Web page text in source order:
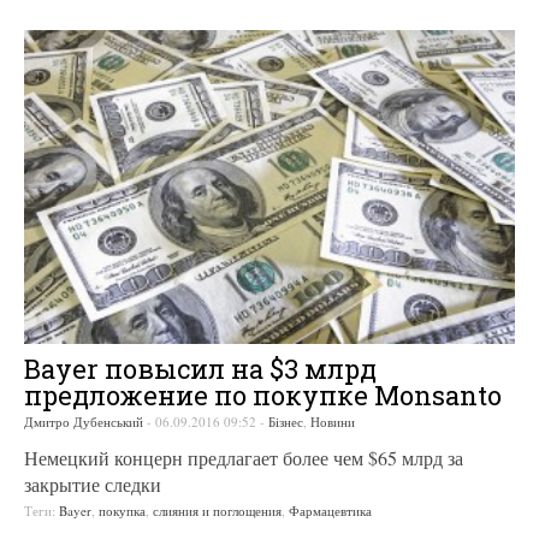
Bayer повысил на $3 млрд
предложение по покупке Monsanto
Дмитро Дубенський - 06.09.2016 09:52 - Бізнес Новини
Немецкий концерн предлагает более чем $65 млрд за
закрытие следки
Теги: Bayer покупка слияния и поглощения Фармацевтика